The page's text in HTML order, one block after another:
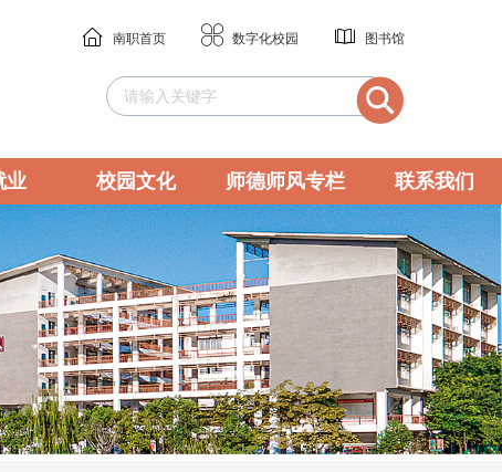
南职首页 数字化校园 图书馆
业 校园文化 师德师风专栏 联系我们